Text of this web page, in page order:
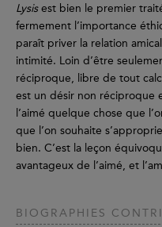
Lysisest bien le premier
fermement l’importance
paraît priver la relation
intimité. Loin d’être
réciproque, libre de tout
est un désir non réciproque
l’aimé quelque chose que
que l’on souhaite
bien. C’est la leçon
avantageux de l’aimé, et
BIOGRAPHIES